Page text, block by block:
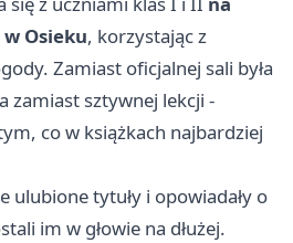
Osieku, korzystając z
Zamiast oficjalnej sali była
zamiast sztywnej lekcji -
co w książkach najbardziej
ulubione tytuły i opowiadały o
im w głowie na dłużej.